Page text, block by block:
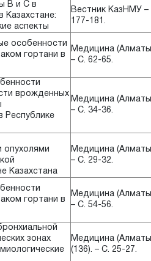
В и С в
Казахстане:
аспекты
Вестник КазНМУ –
177-181.
особенности
гортани в
Медицина
– С. 62-65.
врожденных
Республике
Медицина
– С. 34-36.
опухолями
Казахстана
Медицина
– С. 29-32.
гортани в
Медицина
– С. 54-56.
зонах
Медицина
(136). – С. 25-27.